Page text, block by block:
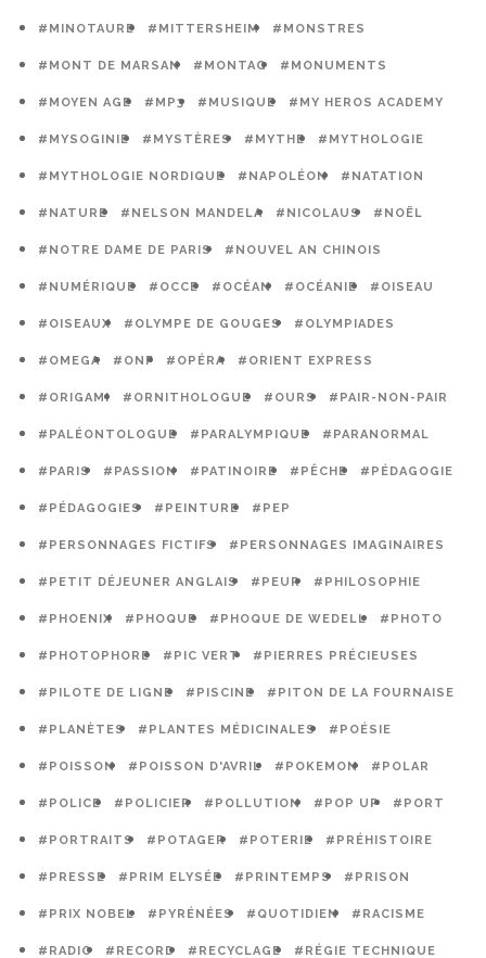
#MINOTAURE #MITTERSHEIM #MONSTRES
#MONT DE MARSAN #MONTAG #MONUMENTS
#MOYEN AGE #MP3 #MUSIQUE #MY HEROS ACADEMY
#MYSOGINIE #MYSTÈRES #MYTHE #MYTHOLOGIE
#MYTHOLOGIE NORDIQUE #NAPOLÉON #NATATION
#NATURE #NELSON MANDELA #NICOLAUS #NOËL
#NOTRE DAME DE PARIS #NOUVEL AN CHINOIS
#NUMÉRIQUE #OCCE #OCÉAN #OCÉANIE #OISEAU
#OISEAUX #OLYMPE DE GOUGES #OLYMPIADES
#OMEGA #ONF #OPÉRA #ORIENT EXPRESS
#ORIGAMI #ORNITHOLOGUE #OURS #PAIR-NON-PAIR
#PALÉONTOLOGUE #PARALYMPIQUE #PARANORMAL
#PARIS #PASSION #PATINOIRE #PÊCHE #PÉDAGOGIE
#PÉDAGOGIES #PEINTURE #PEP
#PERSONNAGES FICTIFS #PERSONNAGES IMAGINAIRES
#PETIT DÉJEUNER ANGLAIS #PEUR #PHILOSOPHIE
#PHOENIX #PHOQUE #PHOQUE DE WEDELL #PHOTO
#PHOTOPHORE #PIC VERT #PIERRES PRÉCIEUSES
#PILOTE DE LIGNE #PISCINE #PITON DE LA FOURNAISE
#PLANÈTES #PLANTES MÉDICINALES #POÉSIE
#POISSON #POISSON D'AVRIL #POKEMON #POLAR
#POLICE #POLICIER #POLLUTION #POP UP #PORT
#PORTRAITS #POTAGER #POTERIE #PRÉHISTOIRE
#PRESSE #PRIM ELYSÉE #PRINTEMPS #PRISON
#PRIX NOBEL #PYRÉNÉES #QUOTIDIEN #RACISME
#RADIO #RECORD #RECYCLAGE #RÉGIE TECHNIQUE